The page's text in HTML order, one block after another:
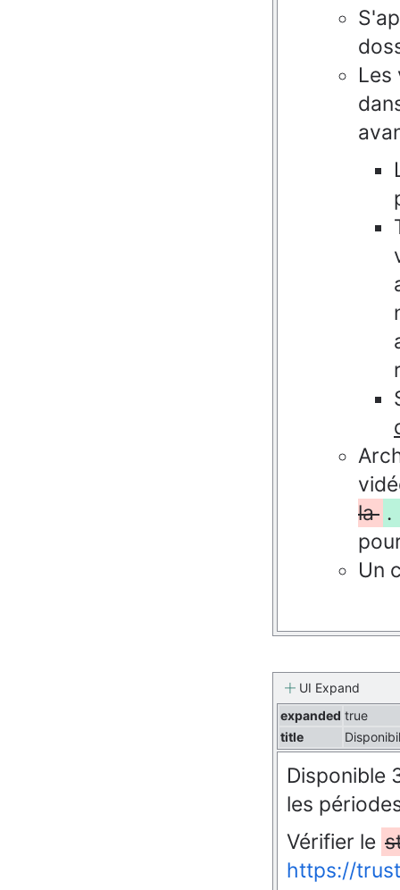
Les
la .
Un
UI Expand
expanded true
title
Disponible
les
Vérifier le
https://